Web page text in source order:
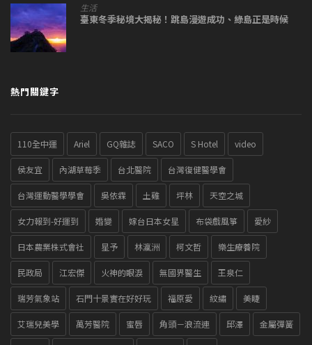
生活
臺東冬季秘境大揭秘！跳島漫遊成功、綠島正是時候
熱門關鍵字
110全中運 Ariel GQ雜誌 SACO S Hotel video
侯友宜 內湖草莓季 台北醫院 台灣復健醫學會
台灣運動醫學學會 吳依霖 土雞 坪林 天空之城
女力報到-好運到 婚變 嫁台日本女星 布袋戲風箏 愛紗
日本農業株式會社 星予 林瀛洲 柯文哲 樂生療養院
民政局 江宏傑 火神的眼淚 無國界醫生 王泉仁
瑞芳氣象站 石門十景實在好好玩 福原愛 紋繡 美睫
艾瑞兒美學 萬芳醫院 蜜唇 角頭－浪流連 邱澤 金屬彈簧